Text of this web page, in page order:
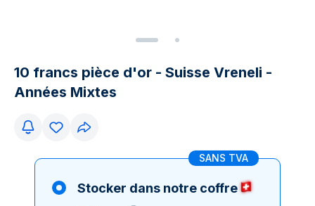
10 francs pièce d'or - Suisse Vreneli -
Années Mixtes
SANS TVA
Stocker dans notre coffre